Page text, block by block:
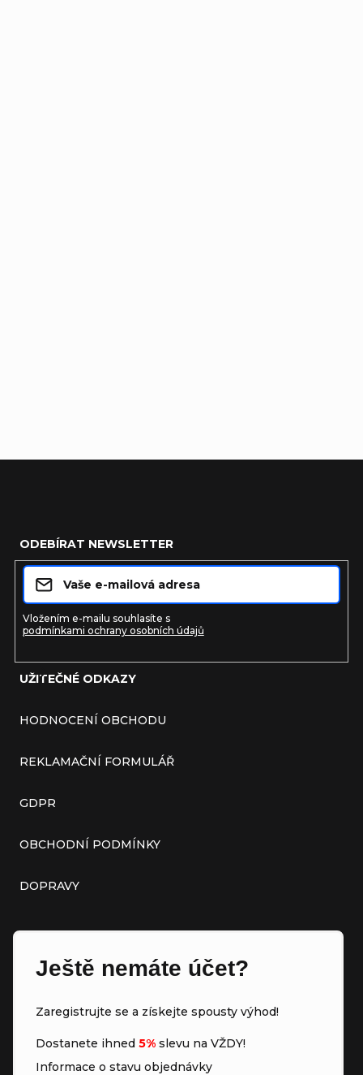
UŽITEČNÉ ODKAZY
HODNOCENÍ OBCHODU
REKLAMAČNÍ FORMULÁŘ
GDPR
OBCHODNÍ PODMÍNKY
DOPRAVY
Ještě nemáte účet?
Zaregistrujte se a získejte spousty výhod!
Dostanete ihned 5% slevu na VŽDY!
Informace o stavu objednávky
ODEBÍRAT NEWSLETTER
Vložením e-mailu souhlasíte s
podmínkami ochrany osobních údajů
Přihlásit se